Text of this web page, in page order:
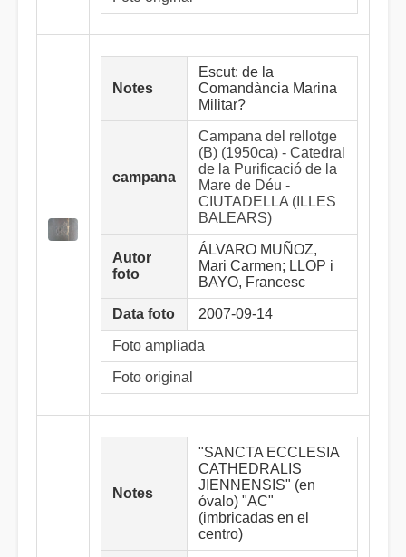
Notes
Escut: de la
Comandància Marina
Militar?
campana
Campana del rellotge
(B) (1950ca) - Catedral
de la Purificació de la
Mare de Déu -
CIUTADELLA (ILLES
BALEARS)
Autor
foto
ÁLVARO MUÑOZ,
Mari Carmen; LLOP i
BAYO, Francesc
Data foto 2007-09-14
Foto ampliada
Foto original
Notes
"SANCTA ECCLESIA
CATHEDRALIS
JIENNENSIS" (en
óvalo) "AC"
(imbricadas en el
centro)